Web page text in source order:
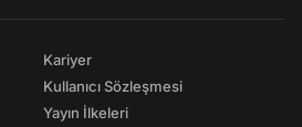
Kariyer
Kullanıcı Sözleşmesi
Yayın İlkeleri